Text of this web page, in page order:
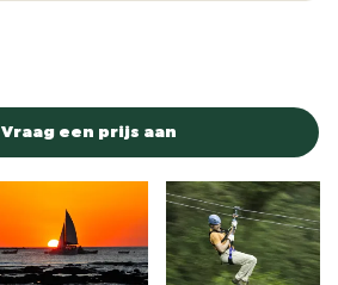
Vraag een prijs aan